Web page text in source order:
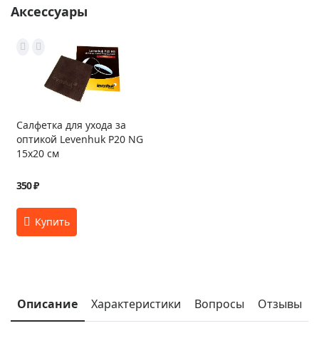
Аксессуары
Салфетка для ухода за
оптикой Levenhuk P20 NG
15x20 см
350 ₽
Описание Характеристики Вопросы Отзывы